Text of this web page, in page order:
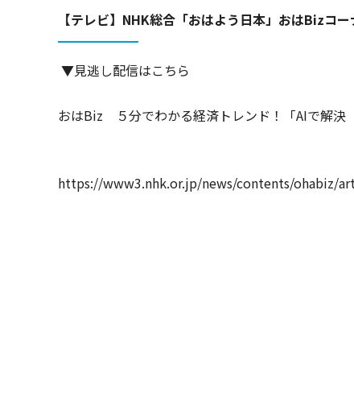
【テレビ】NHK総合「おはよう日本」おはBizコ
▼見逃し配信はこちら
おはBiz ５分でわかる経済トレンド！「AIで解決
https://www3.nhk.or.jp/news/contents/ohabiz/